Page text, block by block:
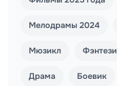
Мелодрамы 2024
Мюзикл Фэнтези
Драма Боевик